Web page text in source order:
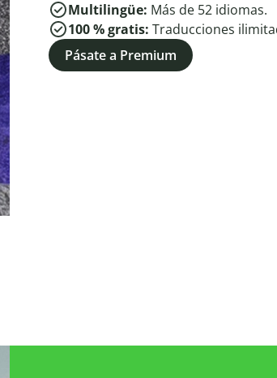
Multilingüe: Más de 52 idiomas.
100 % gratis: Traducciones
Pásate a Premium